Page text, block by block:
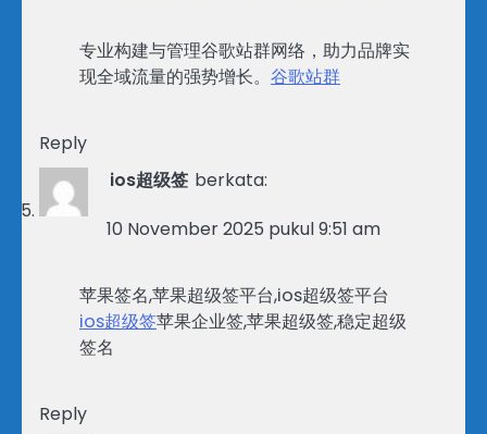
专业构建与管理谷歌站群网络，助力品牌实
现全域流量的强势增长。 谷歌站群
Reply
ios超级签 berkata:
10 November 2025 pukul 9:51 am
苹果签名,苹果超级签平台,ios超级签平台
ios超级签苹果企业签,苹果超级签,稳定超级
签名
Reply